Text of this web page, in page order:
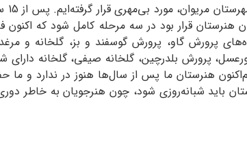
در
قرار بود در سه مرحله کامل شود که
گاو، پرورش گوسفند و بز، گلخانه و
پرورش بلدرچین، گلخانه صیفی، گلخانه دارای
هنرستان ما پس از سال‌ها هنوز در ندارد و
باید شبانه‌روزی شود، چون هنرجویان به خاطر دوری